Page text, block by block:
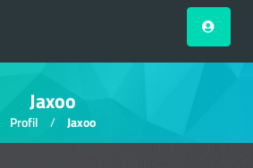
Jaxoo
Profil Jaxoo